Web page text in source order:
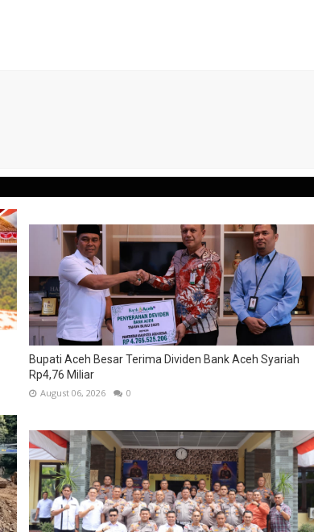
Bupati Aceh Besar Terima Dividen Bank Aceh Syariah
Rp4,76 Miliar
August 06, 2026 0